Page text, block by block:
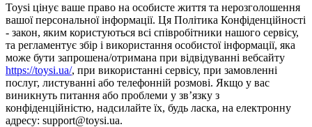
Toysi цінує ваше право на особисте життя та нерозголошення
вашої персональної інформації. Ця Політика Конфіденційності
- закон, яким користуються всі співробітники нашого сервісу,
та регламентує збір і використання особистої інформації, яка
може бути запрошена/отримана при відвідуванні вебсайту
https://toysi.ua/, при використанні сервісу, при замовленні
послуг, листуванні або телефонній розмові. Якщо у вас
виникнуть питання або проблеми у зв’язку з
конфіденційністю, надсилайте їх, будь ласка, на електронну
адресу: support@toysi.ua.